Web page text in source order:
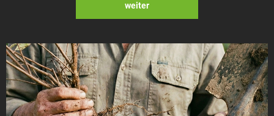
weiter